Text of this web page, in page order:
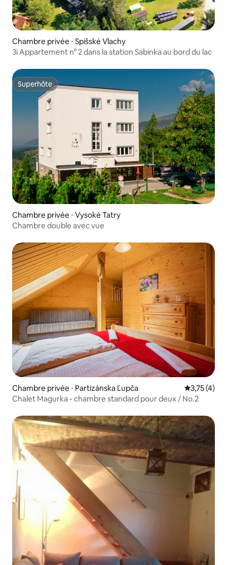
Chambre privée ⋅ Spišské Vlachy
3i Appartement n° 2 dans la station Sabinka au bord du lac
Superhôte
Superhôte
Chambre privée ⋅ Vysoké Tatry
Chambre double avec vue
Chambre privée ⋅ Partizánska Ľupča Évaluation
3,75 (4)
Chalet Magurka - chambre standard pour deux / No.2